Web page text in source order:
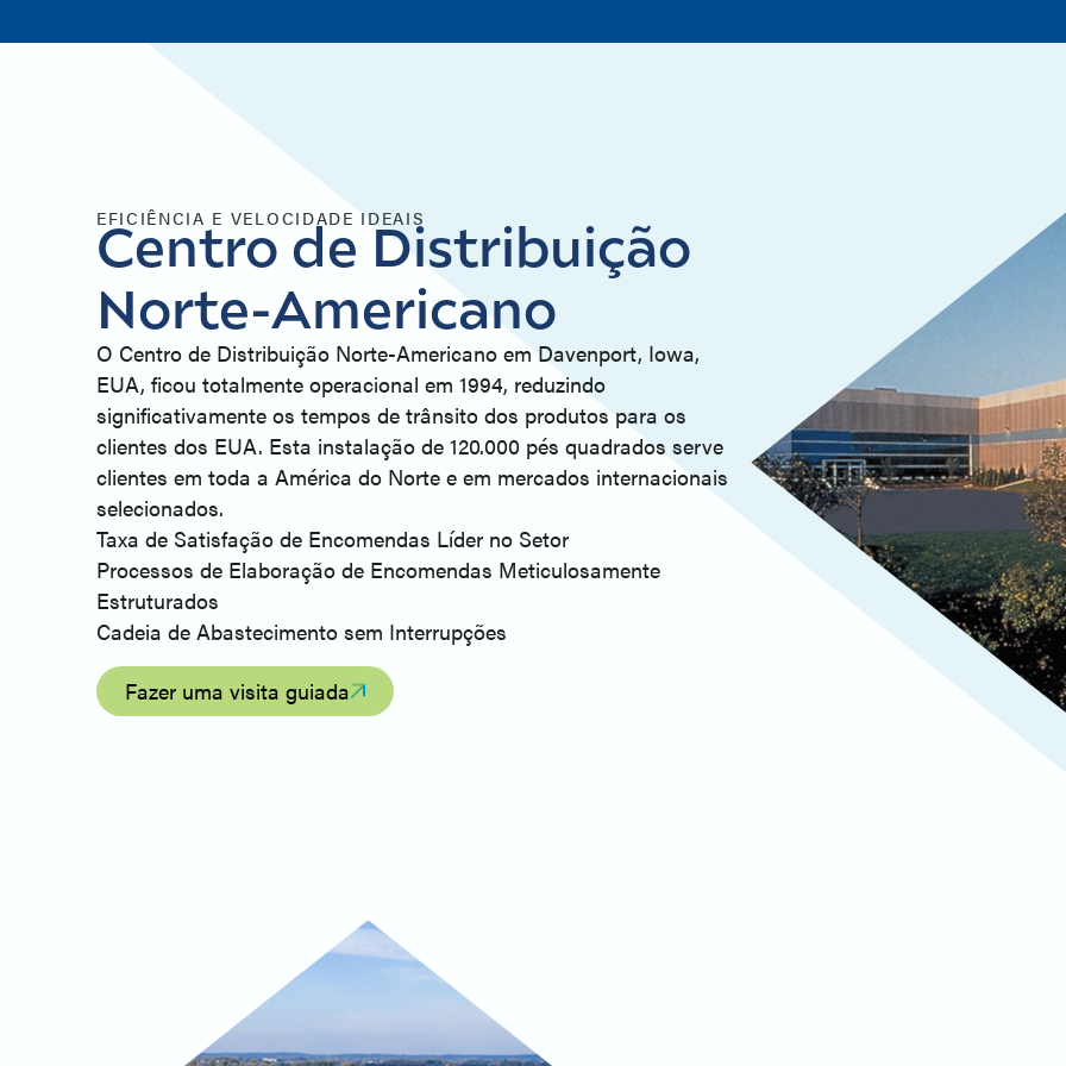
EFICIÊNCIA E VELOCIDADE IDEAIS
Centro de Distribuição
Norte-Americano
O Centro de Distribuição Norte-Americano em Davenport, Iowa,
EUA, ficou totalmente operacional em 1994, reduzindo
significativamente os tempos de trânsito dos produtos para os
clientes dos EUA. Esta instalação de 120.000 pés quadrados serve
clientes em toda a América do Norte e em mercados internacionais
selecionados.
Taxa de Satisfação de Encomendas Líder no Setor
Processos de Elaboração de Encomendas Meticulosamente
Estruturados
Cadeia de Abastecimento sem Interrupções
Fazer uma visita guiada